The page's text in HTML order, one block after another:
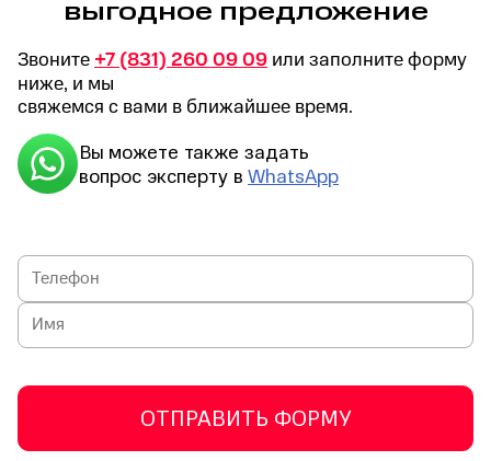
выгодное предложение
Звоните +7 (831) 260 09 09 или заполните форму
ниже, и мы
свяжемся с вами в ближайшее время.
Вы можете также задать
вопрос эксперту в WhatsApp
ОТПРАВИТЬ ФОРМУ